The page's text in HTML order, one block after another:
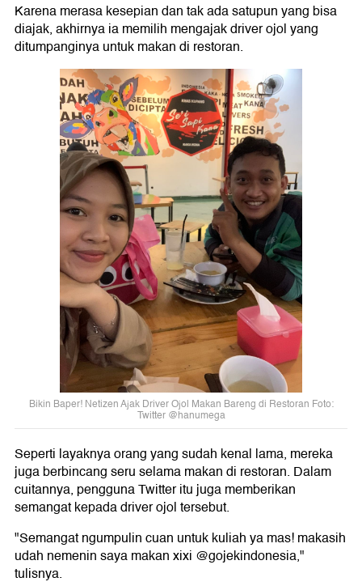
Karena merasa kesepian dan tak ada satupun yang bisa
diajak, akhirnya ia memilih mengajak driver ojol yang
ditumpanginya untuk makan di restoran.
Bikin Baper! Netizen Ajak Driver Ojol Makan Bareng di Restoran Foto:
Twitter @hanumega
Seperti layaknya orang yang sudah kenal lama, mereka
juga berbincang seru selama makan di restoran. Dalam
cuitannya, pengguna Twitter itu juga memberikan
semangat kepada driver ojol tersebut.
"Semangat ngumpulin cuan untuk kuliah ya mas! makasih
udah nemenin saya makan xixi @gojekindonesia,"
tulisnya.